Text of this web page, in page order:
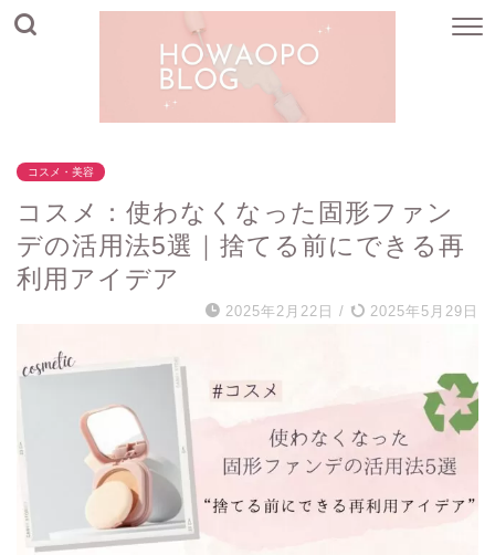
コスメ・美容
コスメ：使わなくなった固形ファン
デの活用法5選｜捨てる前にできる再
利用アイデア
2025年2月22日 / 2025年5月29日